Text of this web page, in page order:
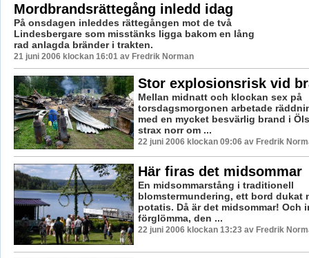
Mordbrandsrättegång inledd idag
På onsdagen inleddes rättegången mot de två
Lindesbergare som misstänks ligga bakom en lång
rad anlagda bränder i trakten.
21 juni 2006 klockan 16:01 av Fredrik Norman
Stor explosionsrisk vid
Mellan midnatt och klockan sex på
torsdagsmorgonen arbetade
med en mycket besvärlig brand i
strax norr om ...
22 juni 2006 klockan 09:06 av Fredrik
Här firas det midsommar
En midsommarstång i traditionell
blomstermundering, ett bord dukat
potatis. Då är det midsommar! Och
förglömma, den ...
22 juni 2006 klockan 13:23 av Fredrik